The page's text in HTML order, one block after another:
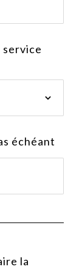
service
échéant
la